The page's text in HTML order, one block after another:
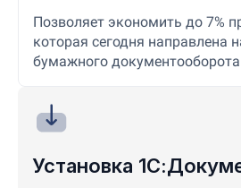
Позволяет экономить до 7%
которая сегодня направлена
бумажного документооборота
Установка